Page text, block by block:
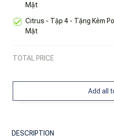
Mặt
Citrus - Tập 4 - Tặng Kèm
Mặt
TOTAL PRICE
Add all
DESCRIPTION